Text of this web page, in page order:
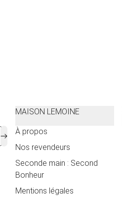
MAISON LEMOINE
À propos
Nos revendeurs
Seconde main : Second
Bonheur
Mentions légales